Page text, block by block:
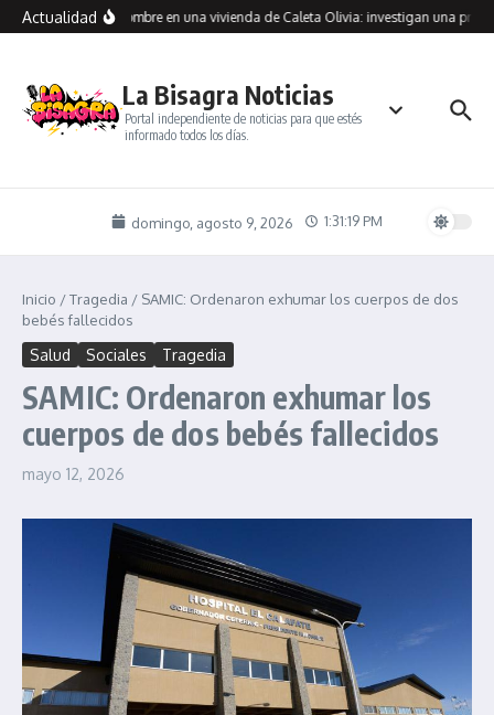
Saltar al contenido
Actualidad
muerto a un hombre en una vivienda de Caleta Olivia: investigan una
La Bisagra Noticias
Portal independiente de noticias para que estés
informado todos los días.
domingo, agosto 9, 2026 1:31:19 PM
Inicio /Tragedia / SAMIC: Ordenaron exhumar los cuerpos de dos
bebés fallecidos
Salud Sociales Tragedia
SAMIC: Ordenaron exhumar los
cuerpos de dos bebés fallecidos
mayo 12, 2026